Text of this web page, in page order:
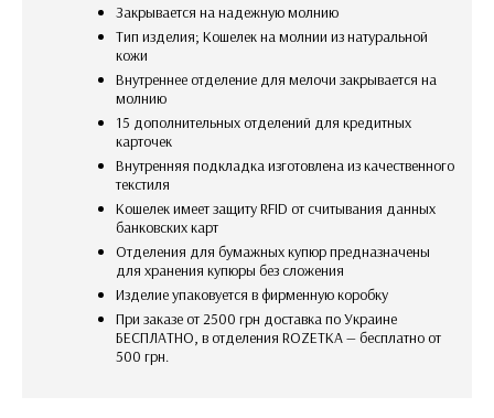
закрывается на надежную молнию
тип изделия; Кошелек на молнии из натуральной
кожи
Внутреннее отделение для мелочи закрывается на
молнию
15 дополнительных отделений для кредитных
карточек
внутренняя подкладка изготовлена из качественного
текстиля
кошелек имеет защиту RFID от считывания данных
банковских карт
отделения для бумажных купюр предназначены
для хранения купюры без сложения
изделие упаковуется в фирменную коробку
При заказе от 2500 грн доставка по Украине
БЕСПЛАТНО, в отделения ROZETKA — бесплатно от
500 грн.